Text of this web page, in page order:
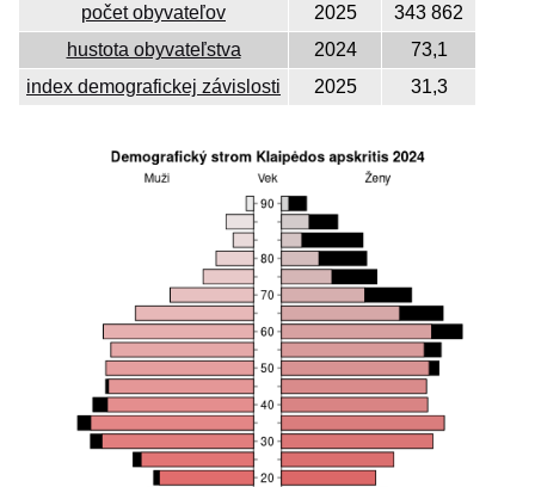
počet obyvateľov
2025
343 862
hustota obyvateľstva
2024
73,1
index demografickej závislosti
2025 31,3